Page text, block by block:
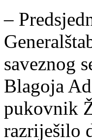
–
saveznog
Blagoja
pukovnik
razriješilo